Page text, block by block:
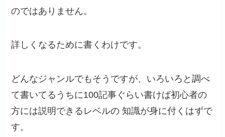
のではありません。
詳しくなるために書くわけです。
どんなジャンルでもそうですが、いろいろと調べ
て書いてるうちに100記事ぐらい書けば初心者の
方には説明できるレベルの 知識が身に付くはずで
す。